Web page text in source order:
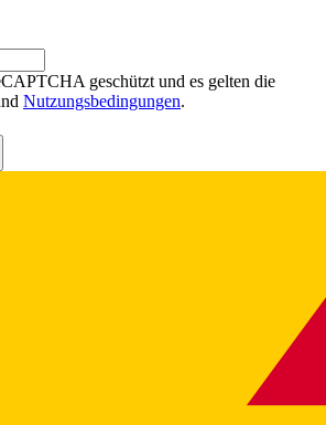
geschützt und es gelten die
Nutzungsbedingungen.